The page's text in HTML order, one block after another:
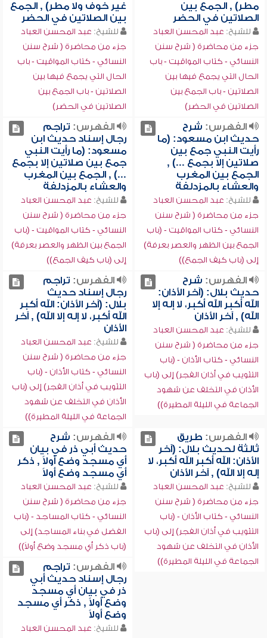
مطر) , الجمع بين
الصلاتين في الحضر
للشيخ: عبد المحسن العباد
جزء من محاضرة ( شرح سنن
النسائي - كتاب المواقيت - باب
الحال التي يجمع فيها بين
الصلاتين - باب الجمع بين
الصلاتين في الحضر)
غير خوف ولا مطر) , الجمع
بين الصلاتين في الحضر
للشيخ: عبد المحسن العباد
جزء من محاضرة ( شرح سنن
النسائي - كتاب المواقيت - باب
الحال التي يجمع فيها بين
الصلاتين - باب الجمع بين
الصلاتين في الحضر)
الفهرس: شرح
حديث ابن مسعود: (ما
رأيت النبي جمع بين
صلاتين إلا بجمع ...) ,
الجمع بين المغرب
والعشاء بالمزدلفة
للشيخ: عبد المحسن العباد
جزء من محاضرة ( شرح سنن
النسائي - كتاب المواقيت - (باب
الجمع بين الظهر والعصر بعرفة)
إلى (باب كيف الجمع))
الفهرس: تراجم
رجال إسناد حديث ابن
مسعود: (ما رأيت النبي
جمع بين صلاتين إلا بجمع
...) , الجمع بين المغرب
والعشاء بالمزدلفة
للشيخ: عبد المحسن العباد
جزء من محاضرة ( شرح سنن
النسائي - كتاب المواقيت - (باب
الجمع بين الظهر والعصر بعرفة)
إلى (باب كيف الجمع))
الفهرس: شرح
حديث بلال: (آخر الأذان:
الله أكبر الله أكبر، لا إله إلا
الله) , آخر الأذان
للشيخ: عبد المحسن العباد
جزء من محاضرة ( شرح سنن
النسائي - كتاب الأذان - (باب
التثويب في أذان الفجر) إلى (باب
الأذان في التخلف عن شهود
الجماعة في الليلة المطيرة))
الفهرس: تراجم
رجال إسناد حديث
بلال: (آخر الأذان: الله أكبر
الله أكبر، لا إله إلا الله) , آخر
الأذان
للشيخ: عبد المحسن العباد
جزء من محاضرة ( شرح سنن
النسائي - كتاب الأذان - (باب
التثويب في أذان الفجر) إلى (باب
الأذان في التخلف عن شهود
الجماعة في الليلة المطيرة))
الفهرس: طريق
ثالثة لحديث بلال: (آخر
الأذان: الله أكبر الله أكبر، لا
إله إلا الله) , آخر الأذان
للشيخ: عبد المحسن العباد
جزء من محاضرة ( شرح سنن
النسائي - كتاب الأذان - (باب
التثويب في أذان الفجر) إلى (باب
الأذان في التخلف عن شهود
الجماعة في الليلة المطيرة))
الفهرس: شرح
حديث أبي ذر في بيان
أي مسجد وضع أولاً , ذكر
أي مسجد وضع أولاً
للشيخ: عبد المحسن العباد
جزء من محاضرة ( شرح سنن
النسائي - كتاب المساجد - (باب
الفضل في بناء المساجد) إلى
(باب ذكر أي مسجد وضع أولاً))
الفهرس: تراجم
رجال إسناد حديث أبي
ذر في بيان أي مسجد
وضع أولاً , ذكر أي مسجد
وضع أولاً
للشيخ: عبد المحسن العباد